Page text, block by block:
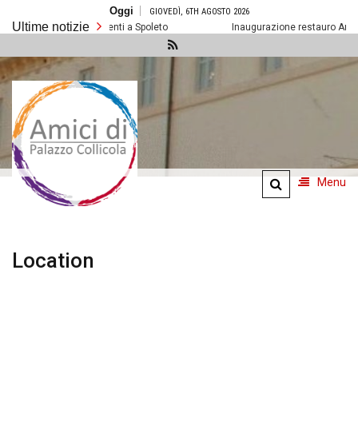
contenuto
Oggi GIOVEDÌ, 6TH AGOSTO 2026
Ultime notizie
Prossimi eventi a Spoleto Inaugurazione restauro
Amici di
Palazzo
Collicola
Menu
Location